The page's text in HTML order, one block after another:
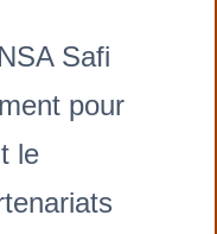
Safi
pour
le